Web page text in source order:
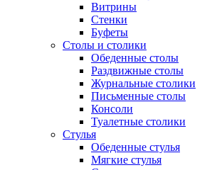
Витрины
Стенки
Буфеты
Столы и столики
Обеденные столы
Раздвижные столы
Журнальные столики
Письменные столы
Консоли
Туалетные столики
Стулья
Обеденные стулья
Мягкие стулья